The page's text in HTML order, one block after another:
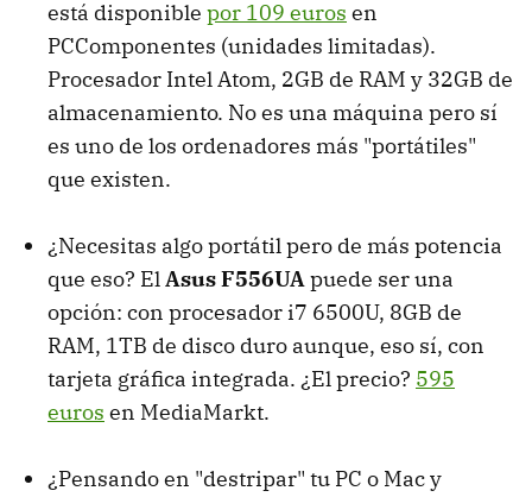
está disponible por 109 euros en
PCComponentes (unidades limitadas).
Procesador Intel Atom, 2GB de RAM y 32GB de
almacenamiento. No es una máquina pero sí
es uno de los ordenadores más "portátiles"
que existen.
¿Necesitas algo portátil pero de más potencia
que eso? ElAsus F556UApuede ser una
opción: con procesador i7 6500U, 8GB de
RAM, 1TB de disco duro aunque, eso sí, con
tarjeta gráfica integrada. ¿El precio? 595
euros en MediaMarkt.
¿Pensando en "destripar" tu PC o Mac y